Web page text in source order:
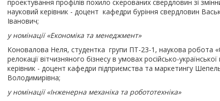
проектування профілів похило скерованих свердловин зі
науковий керівник - доцент кафедри буріння свердловин
Іванович;
у номінації «Економіка та менеджмент»
Коновалова Неля, студентка групи ПТ-23-1, наукова робота
релокації вітчизняного бізнесу в умовах російсько-
керівник - доцент кафедри підприємства та маркетингу
Володимирівна;
у номінації «Інженерна механіка та робототехніка»